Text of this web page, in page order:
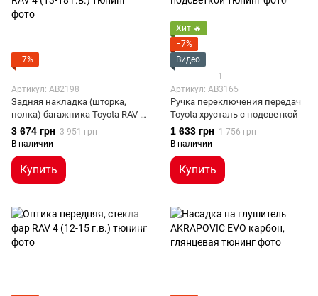
−7%
Артикул: AB2198
Задняя накладка (шторка,
полка) багажника Toyota RAV 4
(13-18 г.в.)
3 674 грн 3 951 грн
В наличии
Купить
Хит 🔥
−7%
Видео
1
Артикул: AB3165
Ручка переключения передач
Toyota хрусталь с подсветкой
1 633 грн 1 756 грн
В наличии
Купить